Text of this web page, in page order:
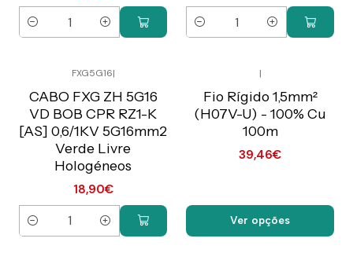
Quantidade Quantidade
C/IVA
FXG5G16|
CABO FXG ZH 5G16
VD BOB CPR RZ1-K
[AS] 0,6/1KV 5G16mm2
Verde Livre
Hologéneos
18,90€
Quantidade
C/IVA
|
Fio Rígido 1,5mm²
(H07V-U) - 100% Cu
100m
39,46€
Ver opções